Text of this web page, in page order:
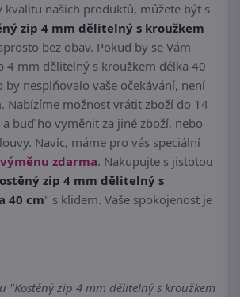
kvalitu našich produktů, můžete být s
zip 4 mm dělitelný s kroužkem
bez obav. Pokud by se Vám
4 mm dělitelný s kroužkem délka 40
by nesplňovalo vaše očekávání, není
Nabízíme možnost vrátit zboží do 14
buď ho vyměnit za jiné zboží, nebo
Navíc, máme pro vás speciální
zdarma. Nakupujte s jistotou
zip 4 mm dělitelný s
40 cm" s klidem. Vaše spokojenost je
"Kostěný zip 4 mm dělitelný s kroužkem